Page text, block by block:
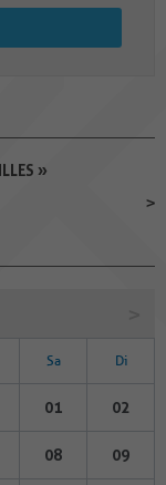
»
Sa Di
01 02
08 09